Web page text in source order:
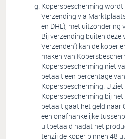
Kopersbescherming
Verzending via
en DHL), met uitzondering
Bij verzending buiten deze
Verzenden') kan de koper
maken van
Kopersbescherming niet
betaalt een percentage
Kopersbescherming. U
Kopersbescherming bij
betaalt gaat het geld naar
een onafhankelijke
uitbetaald nadat het
tenzij de koper binnen 48